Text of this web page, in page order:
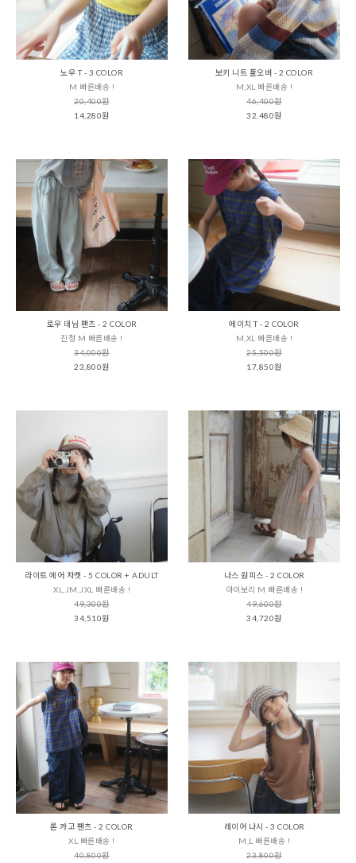
노우 T - 3 COLOR
M 빠른배송 !
20,400원
14,280원
보키 니트 풀오버 - 2 COLOR
M,XL 빠른배송 !
46,400원
32,480원
로우 데님 팬츠 - 2 COLOR
진청 M 빠른배송 !
34,000원
23,800원
에이치 T - 2 COLOR
M,XL 빠른배송 !
25,500원
17,850원
라이트 에어 자켓 - 5 COLOR + ADULT
XL,JM,JXL 빠른배송 !
49,300원
34,510원
나스 원피스 - 2 COLOR
아이보리 M 빠른배송 !
49,600원
34,720원
론 카고 팬츠 - 2 COLOR
XL 빠른배송 !
40,800원
레이어 나시 - 3 COLOR
M,L 빠른배송 !
23,800원